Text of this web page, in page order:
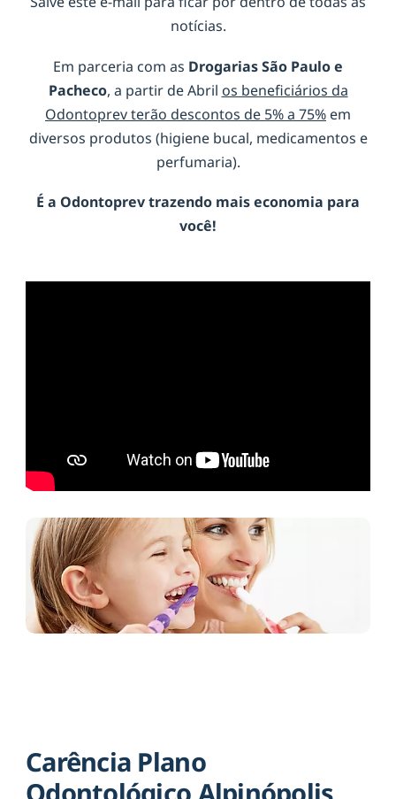
notícias.
Em parceria com as Drogarias São Paulo e
Pacheco, a partir de Abril os beneficiários da
Odontoprev terão descontos de 5% a 75% em
diversos produtos (higiene bucal, medicamentos e
perfumaria).
É a Odontoprevtrazendo mais economia para
você!
Carência Plano
Odontológico Alpinópolis